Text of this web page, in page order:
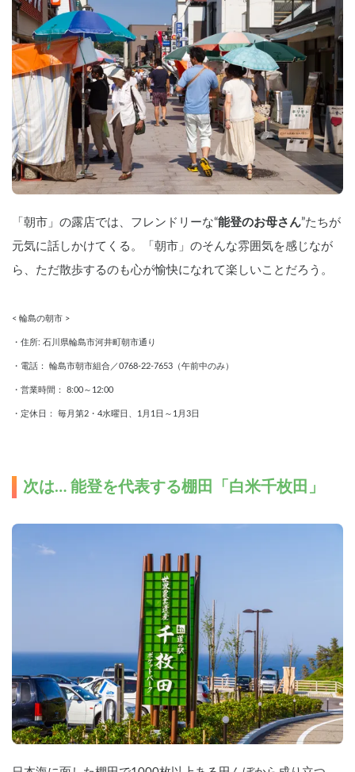
「朝市」の露店では、フレンドリーな“能登のお母さん”たちが
元気に話しかけてくる。「朝市」のそんな雰囲気を感じなが
ら、ただ散歩するのも心が愉快になれて楽しいことだろう。
< 輪島の朝市 >
・住所: 石川県輪島市河井町朝市通り
・電話： 輪島市朝市組合／0768‐22‐7653（午前中のみ）
・営業時間： 8:00～12:00
・定休日： 毎月第2・4水曜日、1月1日～1月3日
次は… 能登を代表する棚田「白米千枚田」